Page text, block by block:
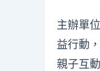
主辦單
益行動
親子互